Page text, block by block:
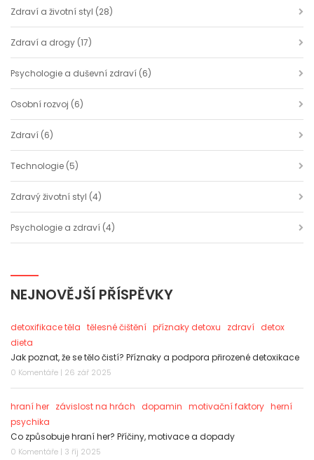
Zdraví a životní styl (28)
Zdraví a drogy (17)
Psychologie a duševní zdraví (6)
Osobní rozvoj (6)
Zdraví (6)
Technologie (5)
Zdravý životní styl (4)
Psychologie a zdraví (4)
NEJNOVĚJŠÍ PŘÍSPĚVKY
detoxifikace těla tělesné čištění příznaky detoxu zdraví detox
dieta
Jak poznat, že se tělo čistí? Příznaky a podpora přirozené detoxikace
0 Komentáře | 26 zář 2025
hraní her závislost na hrách dopamin motivační faktory herní
psychika
Co způsobuje hraní her? Příčiny, motivace a dopady
0 Komentáře | 3 říj 2025